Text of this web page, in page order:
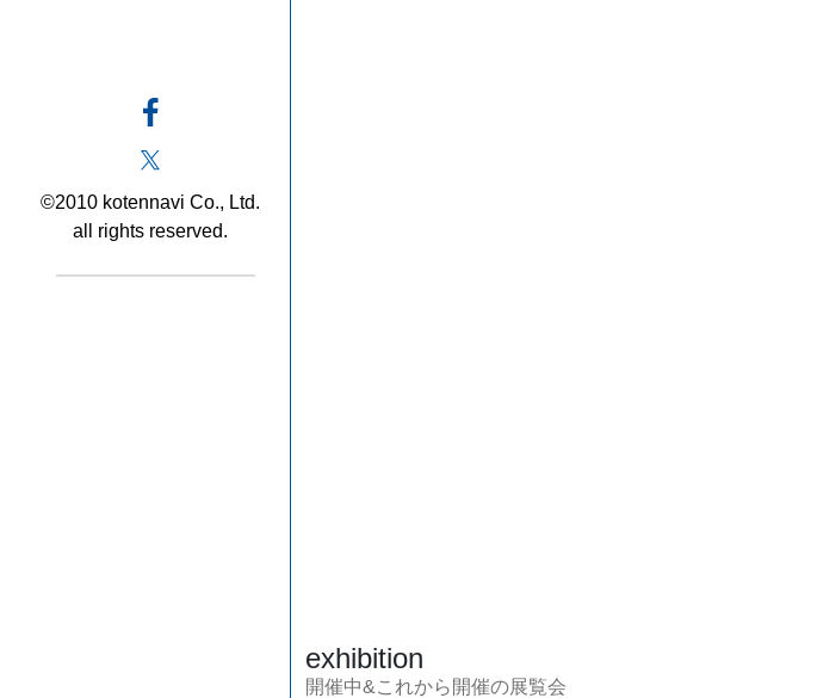
©2010 kotennavi Co., Ltd.
all rights reserved.
exhibition
開催中&これから開催の展覧会